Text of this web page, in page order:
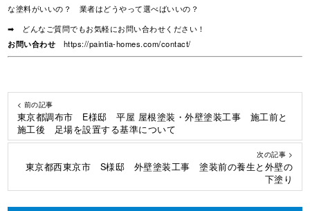
な塗料がいいの？ 業者はどうやって選べばいいの？
➡ どんなご質問でもお気軽にお問い合わせください！
お問い合わせ
https://paintia-homes.com/contact/
< 前の記事
東京都調布市 E様邸 平屋 屋根塗装・外壁塗装工事 施工前と
施工後 足場を設置する基準について
次の記事 >
東京都西東京市 S様邸 外壁塗装工事 塗装前の養生と外壁の
下塗り